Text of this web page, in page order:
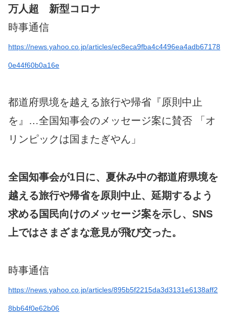
万人超 新型コロナ
時事通信
https://news.yahoo.co.jp/articles/ec8eca9fba4c4496ea4adb67178
0e44f60b0a16e
都道府県境を越える旅行や帰省『原則中止
を』…全国知事会のメッセージ案に賛否 「オ
リンピックは国またぎやん」
全国知事会が1日に、夏休み中の都道府県境を
越える旅行や帰省を原則中止、 延期するよう
求める国民向けのメッセージ案を示し、SNS
上ではさまざまな意見が飛び交った。
時事通信
https://news.yahoo.co.jp/articles/895b5f2215da3d3131e6138aff2
8bb64f0e62b06